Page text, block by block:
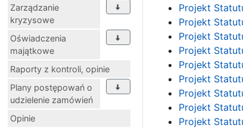
Zarządzanie
kryzysowe
Oświadczenia
majątkowe
Raporty z kontroli, opinie
Plany postępowań o
udzielenie zamówień
Opinie
Projekt
Projekt
Projekt
Projekt
Projekt
Projekt
Projekt
Projekt
Projekt